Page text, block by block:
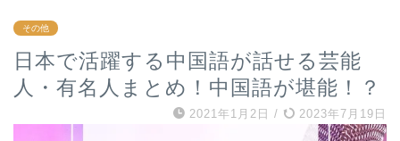
その他
日本で活躍する中国語が話せる芸能
人・有名人まとめ！中国語が堪能！？
2021年1月2日 / 2023年7月19日